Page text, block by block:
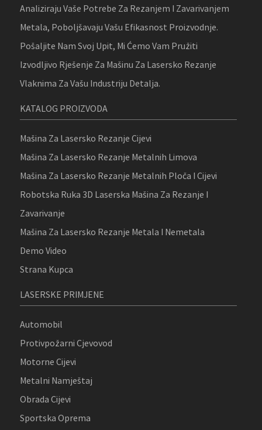
Analiziraju Vaše Potrebe Za Rezanjem I Zavarivanjem
Metala, Poboljšavaju Vašu Efikasnost Proizvodnje.
Pošaljite Nam Svoj Upit, Mi Ćemo Vam Pružiti
Izvodljivo Rješenje Za Mašinu Za Lasersko Rezanje
Vlaknima Za Vašu Industriju Detalja.
KATALOG PROIZVODA
Mašina Za Lasersko Rezanje Cijevi
Mašina Za Lasersko Rezanje Metalnih Limova
Mašina Za Lasersko Rezanje Metalnih Ploča I Cijevi
Robotska Ruka 3D Laserska Mašina Za Rezanje I
Zavarivanje
Mašina Za Lasersko Rezanje Metala I Nemetala
Demo Video
Strana Kupca
LASERSKE PRIMJENE
Automobil
Protivpožarni Cjevovod
Motorne Cijevi
Metalni Namještaj
Obrada Cijevi
Sportska Oprema